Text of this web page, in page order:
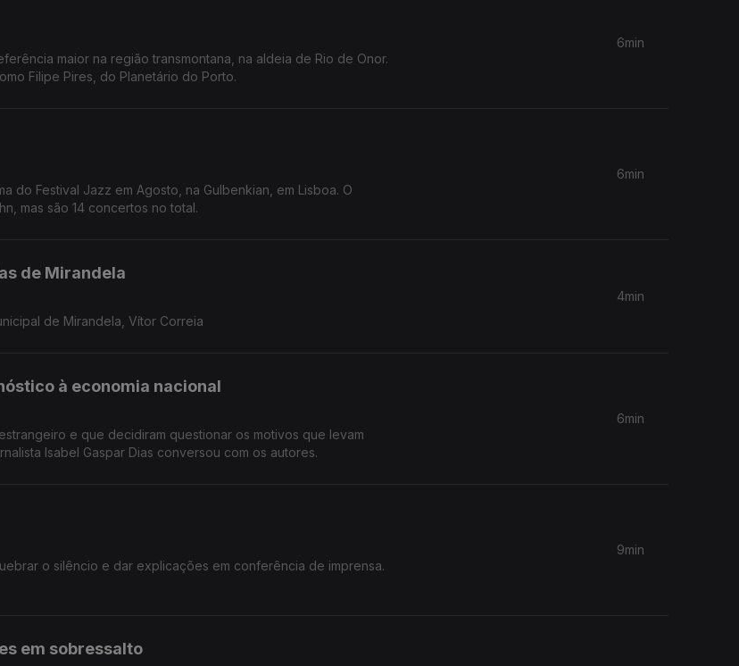
maior na região transmontana, na aldeia de Rio de Onor.
Filipe Pires, do Planetário do Porto.
6min
do Festival Jazz em Agosto, na Gulbenkian, em Lisboa. O
mas são 14 concertos no total.
6min
de Mirandela
de Mirandela, Vítor Correia
4min
à economia nacional
e que decidiram questionar os motivos que levam
Isabel Gaspar Dias conversou com os autores.
6min
o silêncio e dar explicações em conferência de imprensa.
9min
em sobressalto